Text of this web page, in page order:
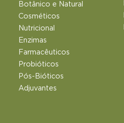
Botânico e Natural​
Cosméticos
Nutricional
Enzimas
Farmacêuticos
Probióticos
Pós-Bióticos
Adjuvantes